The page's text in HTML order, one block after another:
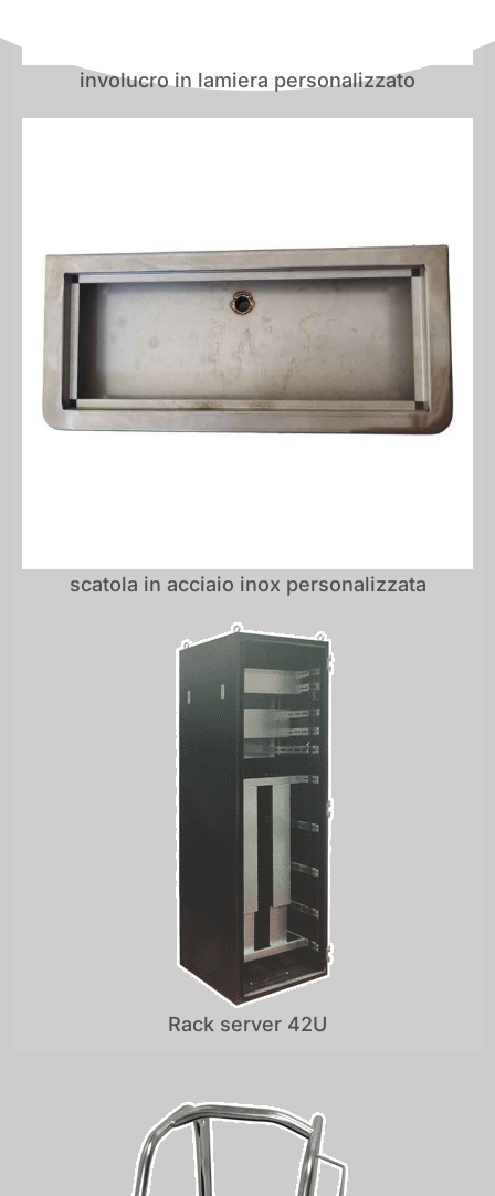
involucro in lamiera personalizzato
scatola in acciaio inox personalizzata
Rack server 42U